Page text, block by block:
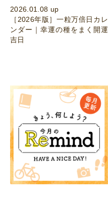
2026.01.08 up
［2026年版］一粒万倍日カレ
ンダー｜幸運の種をまく開運
吉日